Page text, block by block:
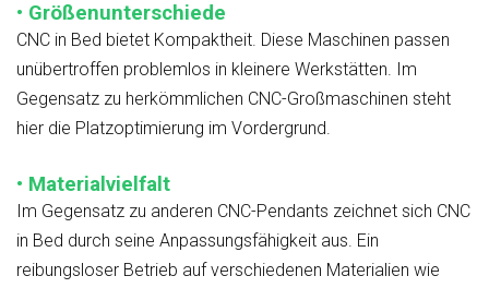
• Größenunterschiede
CNC in Bed bietet Kompaktheit. Diese Maschinen passen
unübertroffen problemlos in kleinere Werkstätten. Im
Gegensatz zu herkömmlichen CNC-Großmaschinen steht
hier die Platzoptimierung im Vordergrund.
• Materialvielfalt
Im Gegensatz zu anderen CNC-Pendants zeichnet sich CNC
in Bed durch seine Anpassungsfähigkeit aus. Ein
reibungsloser Betrieb auf verschiedenen Materialien wie